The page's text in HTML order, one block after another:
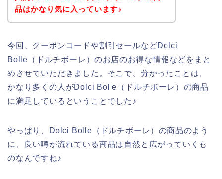
品はかなり気に入っています♪
今回、クーポンコードや割引セールなどDolci
Bolle（ドルチボーレ）のお店のお得な情報などをまと
めさせていただきました。そこで、分かったことは、
かなり多くの人がDolci Bolle（ドルチボーレ）の商品
に満足しているということでした♪
やっぱり、Dolci Bolle（ドルチボーレ）の商品のよう
に、良い噂が流れている商品は自然と広がっていくも
のなんですね♪